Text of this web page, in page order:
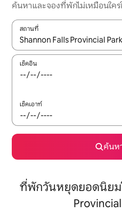
ค้นหาและจองที่พักไม่เหมือนใคร
สถานที่
ใช้ลูกศรขึ้นลง หรือใช้การสัมผัสหรื
เช็คอิน
เช็คเอาท์
ค้นห
ที่พักวันหยุดยอดนิยม